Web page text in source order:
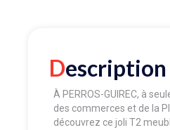
Description
À PERROS-GUIREC, à
des commerces et de la
découvrez ce joli T2